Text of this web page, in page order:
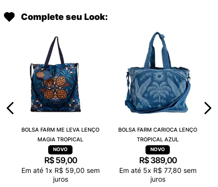
Complete seu Look:
BOLSA FARM ME LEVA LENÇO
MAGIA TROPICAL
R$ 59,00
Em até 1x R$ 59,00 sem
juros
BOLSA FARM CARIOCA LENÇO
TROPICAL AZUL
R$ 389,00
Em até 5x R$ 77,80 sem
juros